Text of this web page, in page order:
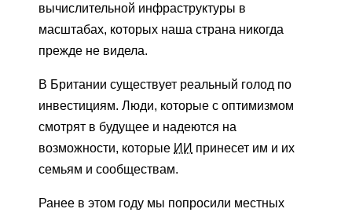
вычислительной инфраструктуры в
масштабах, которых наша страна никогда
прежде не видела.
В Британии существует реальный голод по
инвестициям. Люди, которые с оптимизмом
смотрят в будущее и надеются на
возможности, которые ИИ принесет им и их
семьям и сообществам.
Ранее в этом году мы попросили местных